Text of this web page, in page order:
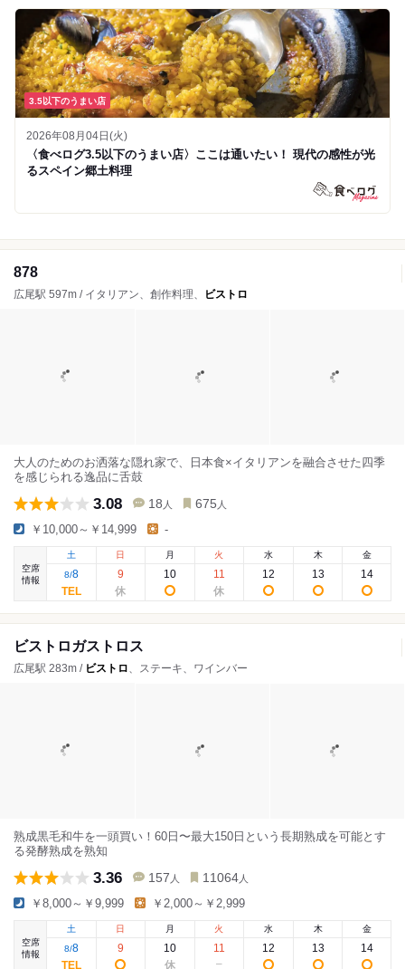
3.5以下のうまい店
2026年08月04日(火)
〈食べログ3.5以下のうまい店〉ここは通いたい！ 現代の感性が光
るスペイン郷土料理
878
広尾駅 597m / イタリアン、創作料理、 ビストロ
大人のためのお洒落な隠れ家で、日本食×イタリアンを融合させた四季
を感じられる逸品に舌鼓
3.08 18 人 675 人
￥10,000～￥14,999 -
空席
情報
土
8/8
日
9
月
10
火
11
水
12
木
13
金
14
ビストロガストロス
広尾駅 283m / ビストロ、ステーキ、ワインバー
熟成黒毛和牛を一頭買い！60日〜最大150日という長期熟成を可能とす
る発酵熟成を熟知
3.36 157 人 11064 人
￥8,000～￥9,999 ￥2,000～￥2,999
空席
情報
土
8/8
日
9
月
10
火
11
水
12
木
13
金
14